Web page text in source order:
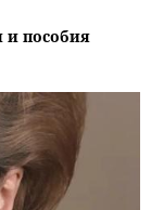
и пособия